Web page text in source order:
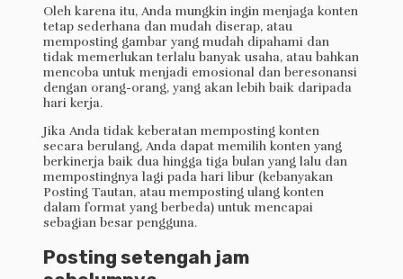
Oleh karena itu, Anda mungkin ingin menjaga konten
tetap sederhana dan mudah diserap, atau
memposting gambar yang mudah dipahami dan
tidak memerlukan terlalu banyak usaha, atau bahkan
mencoba untuk menjadi emosional dan beresonansi
dengan orang-orang, yang akan lebih baik daripada
hari kerja.
Jika Anda tidak keberatan memposting konten
secara berulang, Anda dapat memilih konten yang
berkinerja baik dua hingga tiga bulan yang lalu dan
mempostingnya lagi pada hari libur (kebanyakan
Posting Tautan, atau memposting ulang konten
dalam format yang berbeda) untuk mencapai
sebagian besar pengguna.
Posting setengah jam